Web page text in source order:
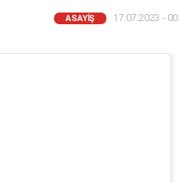
ASAYIŞ 17.07.2023 -